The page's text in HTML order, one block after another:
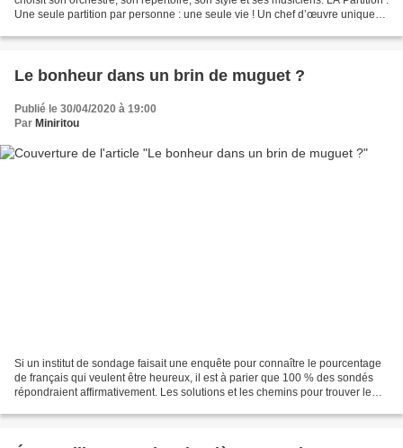
Une seule partition par personne : une seule vie ! Un chef d’œuvre unique
Le bonheur dans un brin de muguet ?
Publié le 30/04/2020 à 19:00
Par Miniritou
Si un institut de sondage faisait une enquête pour connaître le pourcentage
de français qui veulent être heureux, il est à parier que 100 % des sondés
répondraient affirmativement. Les solutions et les chemins pour trouver le